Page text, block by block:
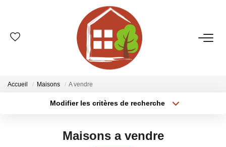
VENTES
ESTIMATION
GESTION
Accueil Maisons A vendre
Modifier les critères de recherche
Maisons a vendre